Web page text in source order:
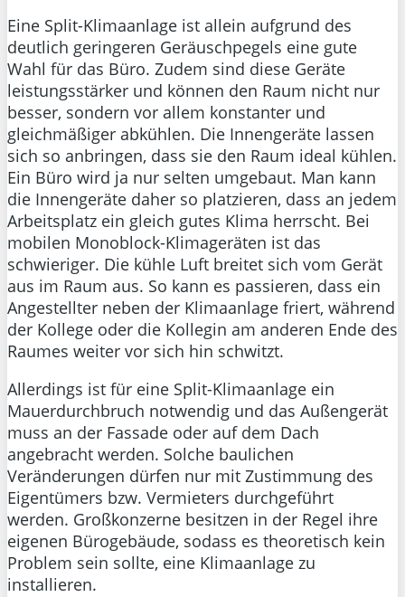
Eine Split-Klimaanlage ist allein aufgrund des
deutlich geringeren Geräuschpegels eine gute
Wahl für das Büro. Zudem sind diese Geräte
leistungsstärker und können den Raum nicht nur
besser, sondern vor allem konstanter und
gleichmäßiger abkühlen. Die Innengeräte lassen
sich so anbringen, dass sie den Raum ideal kühlen.
Ein Büro wird ja nur selten umgebaut. Man kann
die Innengeräte daher so platzieren, dass an jedem
Arbeitsplatz ein gleich gutes Klima herrscht. Bei
mobilen Monoblock-Klimageräten ist das
schwieriger. Die kühle Luft breitet sich vom Gerät
aus im Raum aus. So kann es passieren, dass ein
Angestellter neben der Klimaanlage friert, während
der Kollege oder die Kollegin am anderen Ende des
Raumes weiter vor sich hin schwitzt.
Allerdings ist für eine Split-Klimaanlage ein
Mauerdurchbruch notwendig und das Außengerät
muss an der Fassade oder auf dem Dach
angebracht werden. Solche baulichen
Veränderungen dürfen nur mit Zustimmung des
Eigentümers bzw. Vermieters durchgeführt
werden. Großkonzerne besitzen in der Regel ihre
eigenen Bürogebäude, sodass es theoretisch kein
Problem sein sollte, eine Klimaanlage zu
installieren.